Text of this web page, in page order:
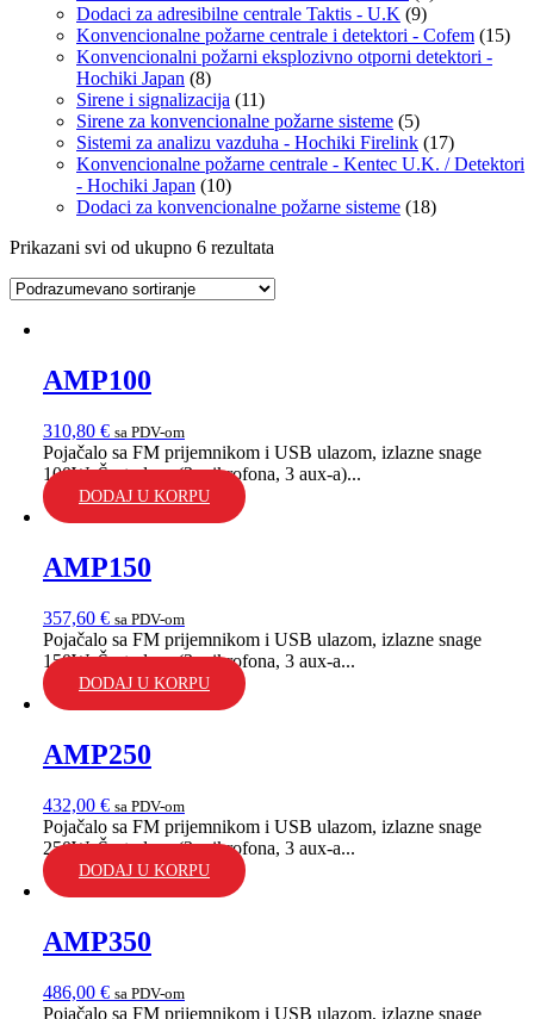
Dodaci za adresibilne centrale Taktis - U.K (9)
Konvencionalne požarne centrale i detektori - Cofem (15)
Konvencionalni požarni eksplozivno otporni detektori -
Hochiki Japan (8)
Sirene i signalizacija (11)
Sirene za konvencionalne požarne sisteme (5)
Sistemi za analizu vazduha - Hochiki Firelink (17)
Konvencionalne požarne centrale - Kentec U.K. / Detektori
- Hochiki Japan (10)
Dodaci za konvencionalne požarne sisteme (18)
Prikazani svi od ukupno 6 rezultata
AMP100
310,80 € sa PDV-om
Pojačalo sa FM prijemnikom i USB ulazom, izlazne snage
100W. Šest ulaza (3 mikrofona, 3 aux-a)...
DODAJ U KORPU
AMP150
357,60 € sa PDV-om
Pojačalo sa FM prijemnikom i USB ulazom, izlazne snage
150W. Šest ulaza (3 mikrofona, 3 aux-a...
DODAJ U KORPU
AMP250
432,00 € sa PDV-om
Pojačalo sa FM prijemnikom i USB ulazom, izlazne snage
250W. Šest ulaza (3 mikrofona, 3 aux-a...
DODAJ U KORPU
AMP350
486,00 € sa PDV-om
Pojačalo sa FM prijemnikom i USB ulazom, izlazne snage